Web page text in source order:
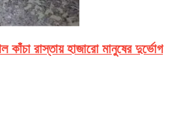
কাঁচা রাস্তায় হাজারো মানুষের দুর্ভোগ